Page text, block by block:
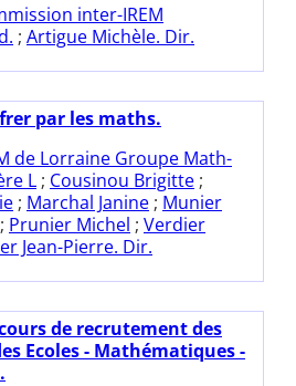
inter-IREM
; Artigue Michèle. Dir.
par les maths.
de Lorraine Groupe Math-
L ; Cousinou Brigitte ;
; Marchal Janine ; Munier
; Prunier Michel ; Verdier
Jean-Pierre. Dir.
de recrutement des
Ecoles - Mathématiques -